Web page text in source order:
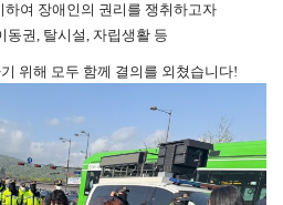
여 장애인의 권리를 쟁취하고자
동권, 탈시설, 자립생활 등
위해 모두 함께 결의를 외쳤습니다!